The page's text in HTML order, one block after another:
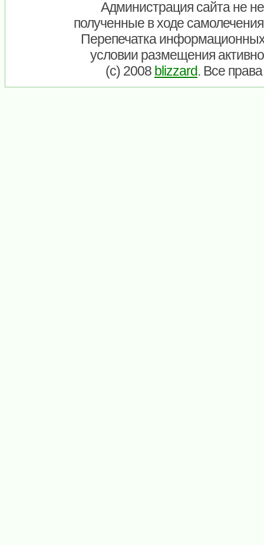
Администрация сайта не
полученные в ходе
Перепечатка
условии размещения
(c) 2008 blizzard. Все